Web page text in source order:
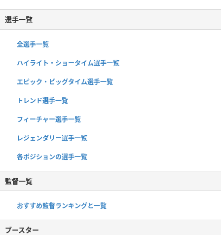
選手一覧
全選手一覧
ハイライト・ショータイム選手一覧
エピック・ビッグタイム選手一覧
トレンド選手一覧
フィーチャー選手一覧
レジェンダリー選手一覧
各ポジションの選手一覧
監督一覧
おすすめ監督ランキングと一覧
ブースター